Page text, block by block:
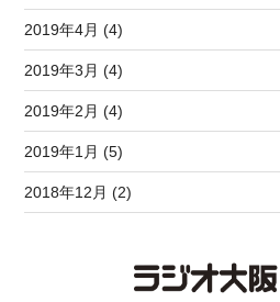
2019年4月 (4)
2019年3月 (4)
2019年2月 (4)
2019年1月 (5)
2018年12月 (2)